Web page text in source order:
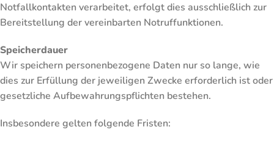
Notfallkontakten verarbeitet, erfolgt dies ausschließlich zur
Bereitstellung der vereinbarten Notruffunktionen.
Speicherdauer
Wir speichern personenbezogene Daten nur so lange, wie
dies zur Erfüllung der jeweiligen Zwecke erforderlich ist oder
gesetzliche Aufbewahrungspflichten bestehen.
Insbesondere gelten folgende Fristen: